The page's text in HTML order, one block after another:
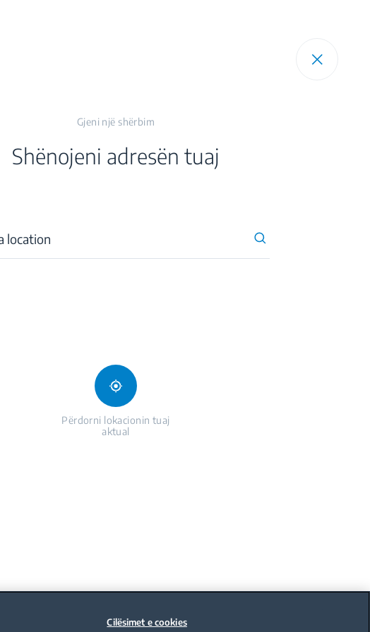
Gjeni një shërbim
Shënojeni adresën tuaj
Përdorni lokacionin tuaj
aktual
in 57 countries and 45 production facilities in 13 countries
Thailand and China).
R&D and Design Centers & Offices across the globe
patent applications to date.
Cilësimet e cookies